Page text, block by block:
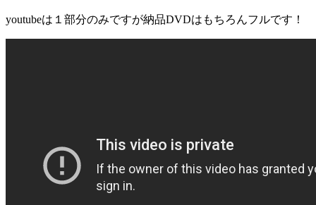
youtubeは１部分のみですが納品DVDはもちろんフルです！